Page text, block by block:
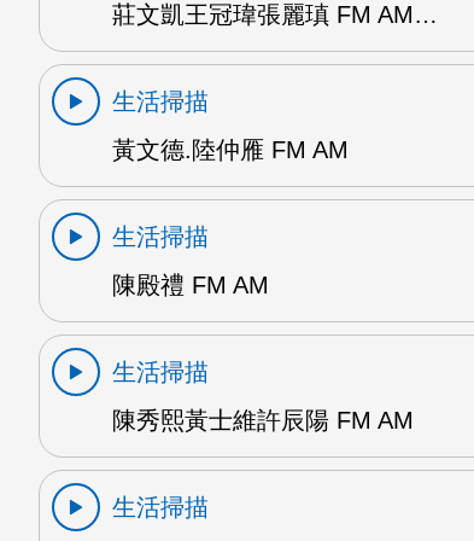
莊文凱王冠瑋張麗瑱 FM AM…
生活掃描
黃文德.陸仲雁 FM AM
生活掃描
陳殿禮 FM AM
生活掃描
陳秀熙黃士維許辰陽 FM AM
生活掃描